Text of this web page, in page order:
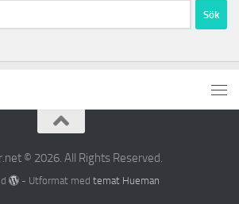
© 2026. All Rights Reserved.
- Utformat medtemat Hueman